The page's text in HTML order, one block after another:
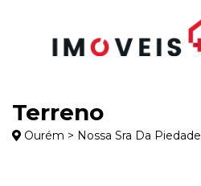
Terreno
Ourém > Nossa Sra Da Piedade